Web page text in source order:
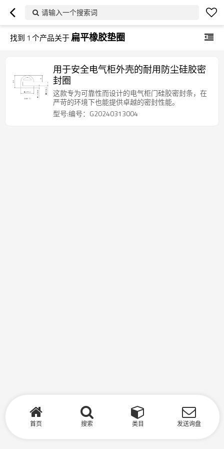
请输入一个搜索词
找到 1 个产品关于扁平橡胶垫圈
用于安全电气柜外壳的耐用防尘硅胶密
封圈
这款专为可靠性而设计的电气柜门硅胶密封条，在
严苛的环境下也能提供卓越的密封性能。
型号:编号：G20240313004
首页 搜索 类目 发送询盘